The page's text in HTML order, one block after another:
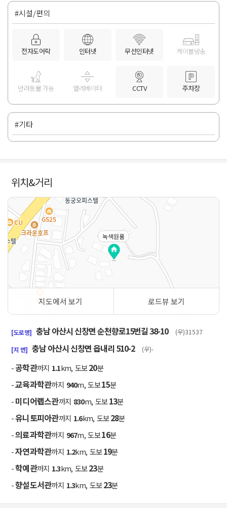
#시설/편의
전자도어락 인터넷 무선인터넷 케이블방송
반려동물 가능 엘레베이터 CCTV 주차장
#기타
위치&거리
녹색원룸
지도에서 보기 로드뷰 보기
[도로명] 충남 아산시 신창면 순천향로15번길 38-10 (우)31537
[지 번] 충남 아산시 신창면 읍내리 510-2 (우)-
-공학관까지 1.1km, 도보20분
-교육과학관까지 940m, 도보15분
-미디어랩스관까지 830m, 도보13분
-유니토피아관까지 1.6km, 도보28분
-의료과학관까지 967m, 도보16분
-자연과학관까지 1.2km, 도보19분
-학예관까지 1.3km, 도보23분
-향설도서관까지 1.3km, 도보23분